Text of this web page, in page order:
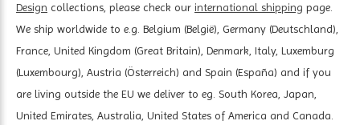
Design collections, please check our international shipping page.
We ship worldwide to e.g. Belgium (België), Germany (Deutschland),
France, United Kingdom (Great Britain), Denmark, Italy, Luxemburg
(Luxembourg), Austria (Österreich) and Spain (España) and if you
are living outside the EU we deliver to eg. South Korea, Japan,
United Emirates, Australia, United States of America and Canada.